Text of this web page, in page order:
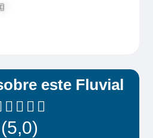
este Fluvial
(5,0)